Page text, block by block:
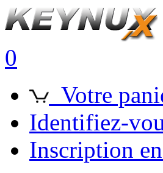
0
Votre
Identifiez-
Inscription